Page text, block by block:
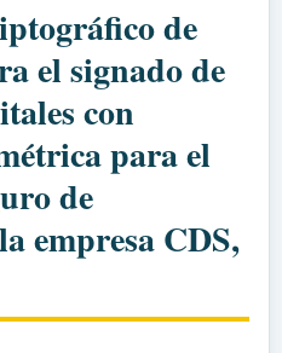
de
el signado de
con
para el
de
empresa CDS,